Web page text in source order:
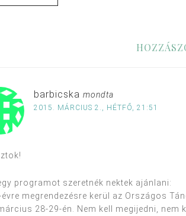
barbicska mondta
2015. MÁRCIUS 2., HÉTFŐ, 21:51
programot szeretnék nektek ajánlani:
évre megrendezésre kerül az Országos
28-29-én. Nem kell megijedni,